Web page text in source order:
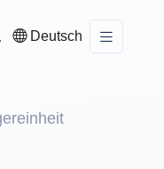
Deutsch